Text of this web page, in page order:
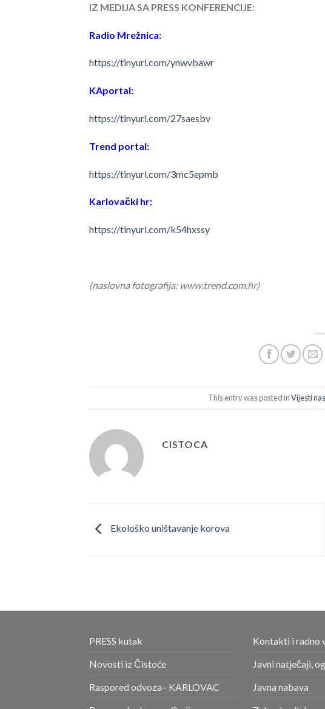
IZ MEDIJA SA PRESS KONFERENCIJE:
Radio Mrežnica:
https://tinyurl.com/ynwvbawr
KAportal:
https://tinyurl.com/27saesbv
Trend portal:
https://tinyurl.com/3mc5epmb
Karlovački hr:
https://tinyurl.com/k54hxssy
(naslovna fotografija: www.trend.com.hr)
This entry was posted inVijesti
CISTOCA
Ekološko uništavanje korova
PRESS kutak
Novosti iz Čistoće
Raspored odvoza– KARLOVAC
Kontakti i radno
Javni natječaji,
Javna nabava